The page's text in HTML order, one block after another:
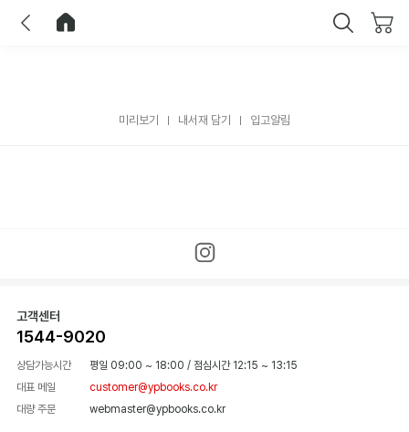
미리보기 내서재 담기 입고알림
고객센터
1544-9020
상담가능시간 평일 09:00 ~ 18:00 / 점심시간 12:15 ~ 13:15
대표 메일
customer@ypbooks.co.kr
대량 주문
webmaster@ypbooks.co.kr